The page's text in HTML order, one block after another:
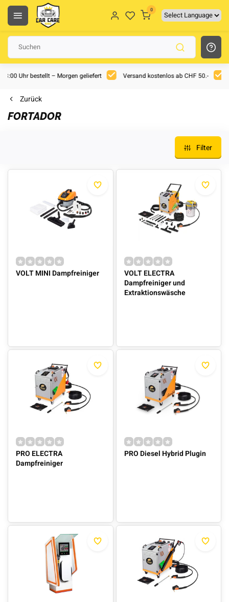
0
Uhr bestellt – Morgen geliefert Versand kostenlos ab CHF 50.-
Zurück
FORTADOR
Filter
VOLT MINI Dampfreiniger
VOLT ELECTRA
Dampfreiniger und
Extraktionswäsche
PRO ELECTRA
Dampfreiniger
PRO Diesel Hybrid Plugin